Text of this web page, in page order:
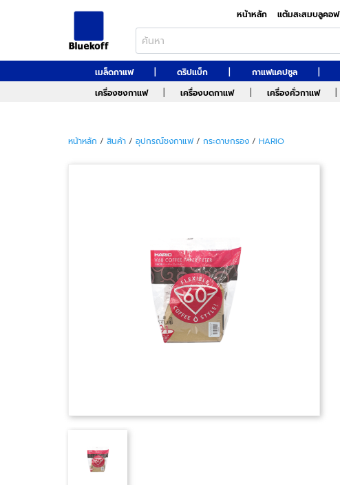
หน้าหลัก แต้มสะสมบลูคอฟ
เมล็ดกาแฟ | ดริปแบ็ก | กาแฟแคปซูล |
เครื่องชงกาแฟ
| เครื่องบดกาแฟ | เครื่องคั่วกาแฟ |
หน้าหลัก / สินค้า / อุปกรณ์ชงกาแฟ/ กระดาษกรอง / HARIO